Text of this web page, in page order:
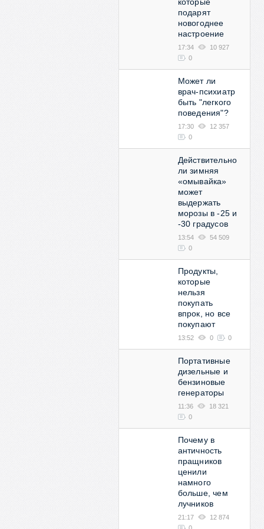
подарят
новогоднее
настроение
17:34
10 927
0
Может ли
врач-психиатр
быть "легкого
поведения"?
17:30
12 357
0
Действительно
ли зимняя
«омывайка»
может
выдержать
морозы в -25 и
-30 градусов
13:54
54 509
0
Продукты,
которые
нельзя
покупать
впрок, но все
покупают
13:52 0 0
Портативные
дизельные и
бензиновые
генераторы
11:36
18 321
0
Почему в
античность
пращников
ценили
намного
больше, чем
лучников
21:17
12 874